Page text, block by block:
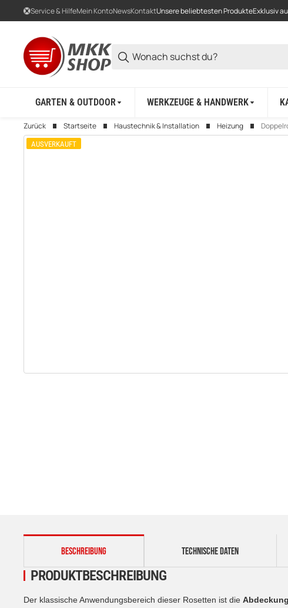
Service & HilfeMein KontoNewsKontaktUnsere beliebtesten ProdukteExklusiv
GARTEN & OUTDOOR WERKZEUGE & HANDWERK
Zurück Startseite Haustechnik & Installation Heizung
AUSVERKAUFT
weitere Registerkarten anzeigen
BESCHREIBUNG TECHNISCHE DATEN
PRODUKTBESCHREIBUNG
Der klassische Anwendungsbereich dieser Rosetten ist die Abdeckung